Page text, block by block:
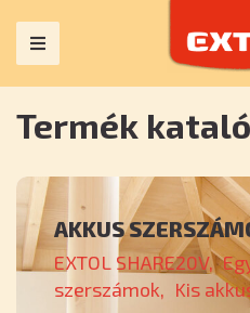
Termék
AKKUS
EXTOL SHARE20V
szerszámok
Kis